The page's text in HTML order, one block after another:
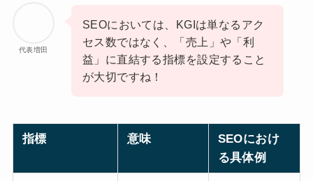
代表増田
SEOにおいては、KGIは単なるアク
セス数ではなく、「売上」や「利
益」に直結する指標を設定すること
が大切ですね！
指標 意味
SEOにおけ
る具体例